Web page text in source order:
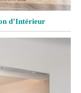
d’Intérieur